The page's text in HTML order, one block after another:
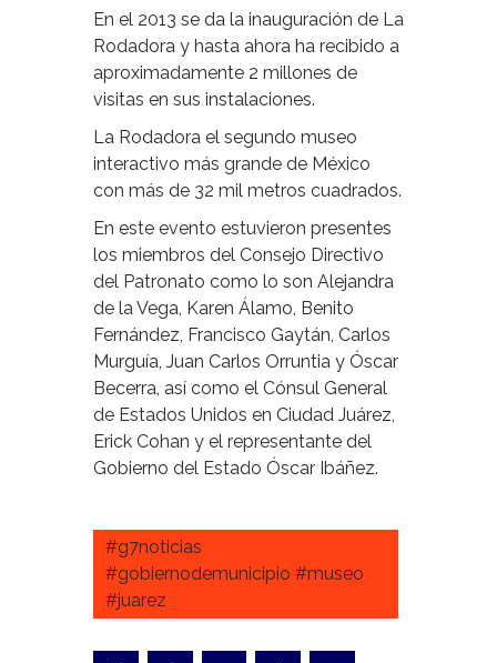
En el 2013 se da la inauguración de La
Rodadora y hasta ahora ha recibido a
aproximadamente 2 millones de
visitas en sus instalaciones.
La Rodadora el segundo museo
interactivo más grande de México
con más de 32 mil metros cuadrados.
En este evento estuvieron presentes
los miembros del Consejo Directivo
del Patronato como lo son Alejandra
de la Vega, Karen Álamo, Benito
Fernández, Francisco Gaytán, Carlos
Murguía, Juan Carlos Orruntia y Óscar
Becerra, así como el Cónsul General
de Estados Unidos en Ciudad Juárez,
Erick Cohan y el representante del
Gobierno del Estado Óscar Ibáñez.
#g7noticias
#gobiernodemunicipio #museo
#juarez